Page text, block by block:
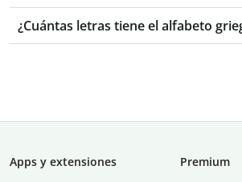
¿Cuántas letras tiene el alfabeto
Apps y extensiones
Premium